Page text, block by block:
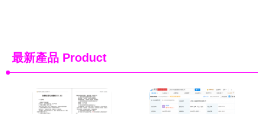
最新產品 Product